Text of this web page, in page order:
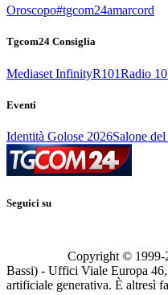
Oroscopo#tgcom24amarcord
Tgcom24 Consiglia
Mediaset InfinityR101Radio
Eventi
Identità Golose 2026Salone
Seguici su
Copyright © 1999-
Bassi) - Uffici Viale Europa
artificiale generativa. È altresì